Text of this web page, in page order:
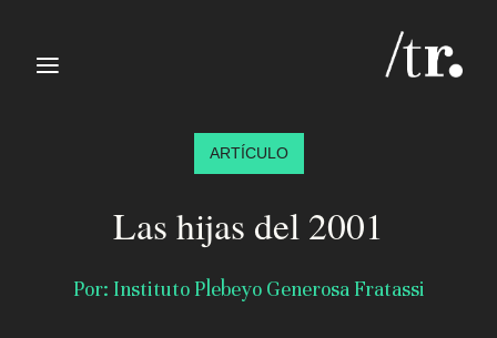
≡
ARTÍCULO
Las hijas del 2001
Por: Instituto Plebeyo Generosa Fratassi